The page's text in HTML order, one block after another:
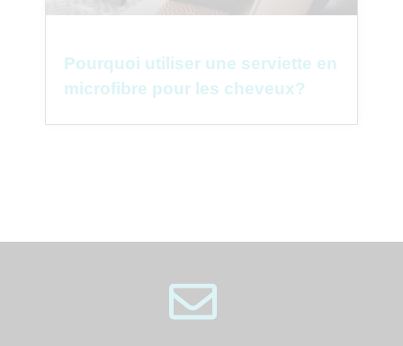
Pourquoi utiliser une serviette en
microfibre pour les cheveux?